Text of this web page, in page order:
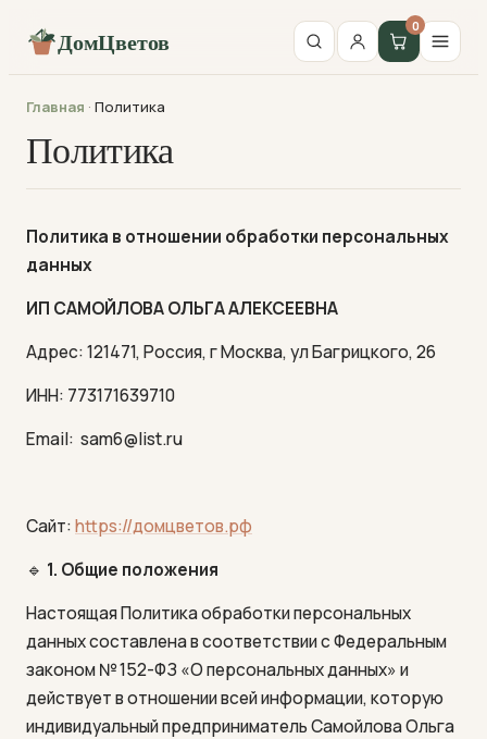
ДомЦветов
0
Главная · Политика
Политика
Политика в отношении обработки персональных
данных
ИП САМОЙЛОВА ОЛЬГА АЛЕКСЕЕВНА
Адрес: 121471, Россия, г Москва, ул Багрицкого, 26
ИНН: 773171639710
Email: sam6@list.ru
Сайт:https://домцветов.рф
🔹 1. Общие положения
Настоящая Политика обработки персональных
данных составлена в соответствии с Федеральным
законом № 152-ФЗ «О персональных данных» и
действует в отношении всей информации, которую
индивидуальный предприниматель Самойлова Ольга